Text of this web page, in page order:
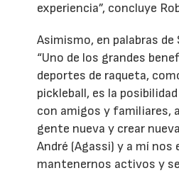
experiencia”, concluye
Asimismo, en palabras
“Uno de los grandes
deportes de raqueta,
pickleball, es la
con amigos y familiares,
gente nueva y crear
André (Agassi) y a mí nos
mantenernos activos y